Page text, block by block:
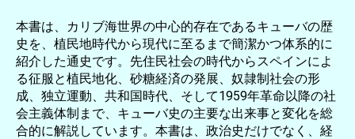
本書は、カリブ海世界の中心的存在であるキューバの歴
史を、植民地時代から現代に至るまで簡潔かつ体系的に
紹介した通史です。先住民社会の時代からスペインによ
る征服と植民地化、砂糖経済の発展、奴隷制社会の形
成、独立運動、共和国時代、そして1959年革命以降の社
会主義体制まで、キューバ史の主要な出来事と変化を総
合的に解説しています。本書は、政治史だけでなく、経